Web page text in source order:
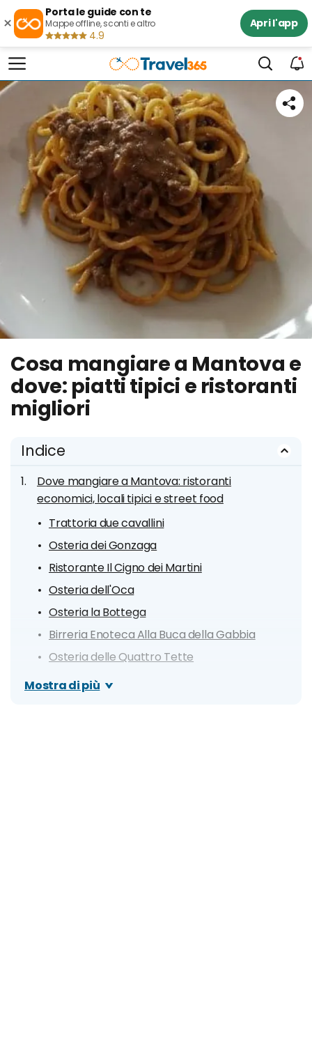
×
Porta le guide con te
Mappe offline, sconti e altro
4.9
Apri l'app
Cosa mangiare a Mantova e
dove: piatti tipici e ristoranti
migliori
Indice
Dove mangiare a Mantova: ristoranti
economici, locali tipici e street food
Trattoria due cavallini
Osteria dei Gonzaga
Ristorante Il Cigno dei Martini
Osteria dell'Oca
Osteria la Bottega
Birreria Enoteca Alla Buca della Gabbia
Osteria delle Quattro Tette
Bigoleria Al Torchio
Mostra di più